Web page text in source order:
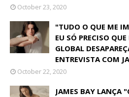
October 23, 2020
"TUDO O QUE ME
EU SÓ PRECISO
GLOBAL
ENTREVISTA COM
October 22, 2020
JAMES BAY LANÇA